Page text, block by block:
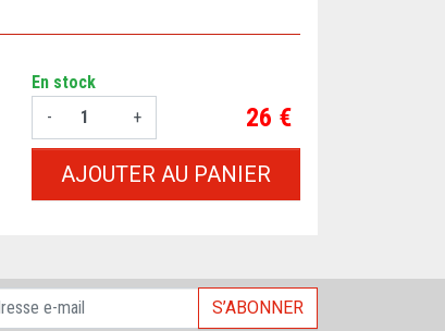
En stock
-
+ Prix
26 €
AJOUTER AU PANIER
S’ABONNER